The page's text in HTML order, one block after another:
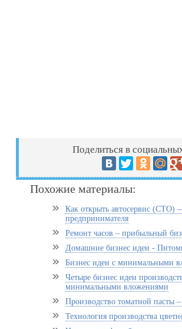
Поделиться в
Похожие материалы:
Как открыть автосервис (СТО) –
предпринимателя
Ремонт часов – прибыльный
Домашние бизнес идеи -
Бизнес идеи с минимальными
Четыре бизнес идеи
минимальными вложениями
Производство томатной пасты
Технология производства